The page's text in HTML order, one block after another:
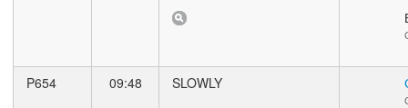
P654 09:48 SLOWLY